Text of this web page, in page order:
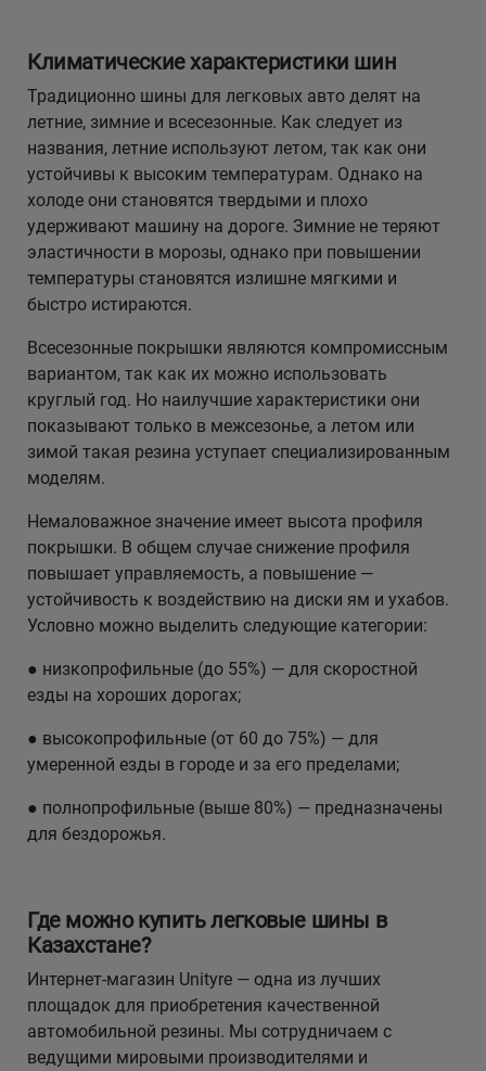
Климатические характеристики шин
Традиционно шины для легковых авто делят на
летние, зимние и всесезонные. Как следует из
названия, летние используют летом, так как они
устойчивы к высоким температурам. Однако на
холоде они становятся твердыми и плохо
удерживают машину на дороге. Зимние не теряют
эластичности в морозы, однако при повышении
температуры становятся излишне мягкими и
быстро истираются.
Всесезонные покрышки являются компромиссным
вариантом, так как их можно использовать
круглый год. Но наилучшие характеристики они
показывают только в межсезонье, а летом или
зимой такая резина уступает специализированным
моделям.
Немаловажное значение имеет высота профиля
покрышки. В общем случае снижение профиля
повышает управляемость, а повышение —
устойчивость к воздействию на диски ям и ухабов.
Условно можно выделить следующие категории:
● низкопрофильные (до 55%) — для скоростной
езды на хороших дорогах;
● высокопрофильные (от 60 до 75%) — для
умеренной езды в городе и за его пределами;
● полнопрофильные (выше 80%) — предназначены
для бездорожья.
Где можно купить легковые шины в
Казахстане?
Интернет-магазин Unityre — одна из лучших
площадок для приобретения качественной
автомобильной резины. Мы сотрудничаем с
ведущими мировыми производителями и